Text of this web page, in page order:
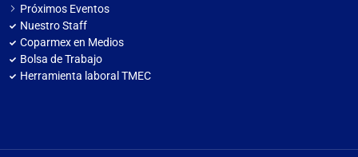
Próximos Eventos
Nuestro Staff
Coparmex en Medios
Bolsa de Trabajo
Herramienta laboral TMEC